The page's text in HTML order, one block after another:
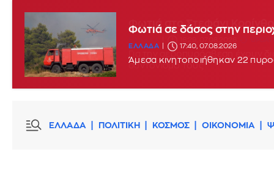
Φωτιά στο Στεφάνι
Φωτιά σε δάσος στην
ΕΛΛΑΔΑ 17:40, 07.08.2026
Άμεσα κινητοποιήθηκαν 22
ΕΛΛΑΔΑ ΠΟΛΙΤΙΚΗ ΚΟΣΜΟΣ ΟΙΚΟΝΟΜΙΑ